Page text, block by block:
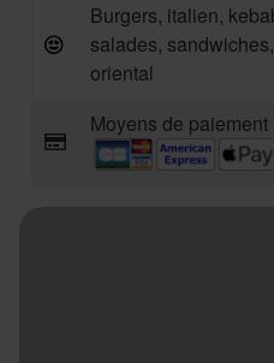
Burgers, italien,
salades,
oriental
Moyens de paiement